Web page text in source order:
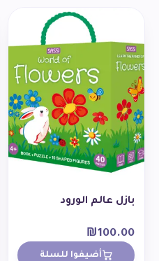
بازل عالم الورود
₪100.00
أضيفوا للسلة